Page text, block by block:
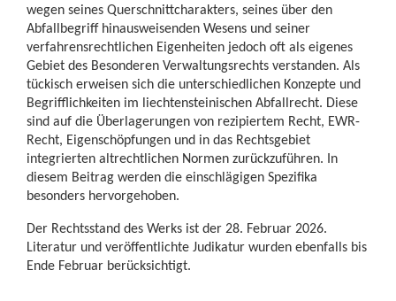
wegen seines Querschnittcharakters, seines über den
Abfallbegriff hinausweisenden Wesens und seiner
verfahrensrechtlichen Eigenheiten jedoch oft als eigenes
Gebiet des Besonderen Verwaltungsrechts verstanden. Als
tückisch erweisen sich die unterschiedlichen Konzepte und
Begrifflichkeiten im liechtensteinischen Abfallrecht. Diese
sind auf die Überlagerungen von rezipiertem Recht, EWR-
Recht, Eigenschöpfungen und in das Rechtsgebiet
integrierten altrechtlichen Normen zurückzuführen. In
diesem Beitrag werden die einschlägigen Spezifika
besonders hervorgehoben.
Der Rechtsstand des Werks ist der 28. Februar 2026.
Literatur und veröffentlichte Judikatur wurden ebenfalls bis
Ende Februar berücksichtigt.